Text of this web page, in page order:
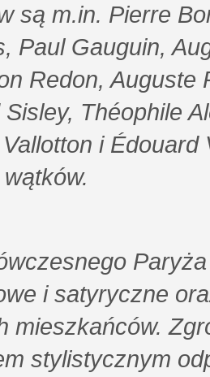
są m.in. Pierre
Paul Gauguin,
Redon, Auguste
Théophile
i Édouard
i satyryczne
mieszkańców.
stylistycznym